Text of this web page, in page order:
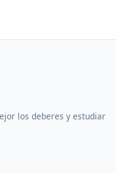
los deberes y estudiar